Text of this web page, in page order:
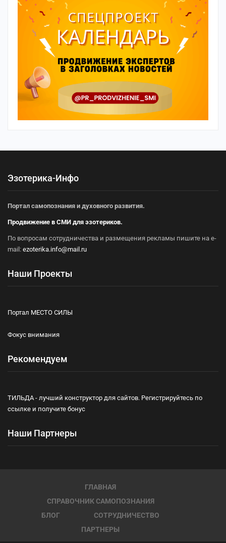
Эзотерика-Инфо
Портал самопознания и духовного развития.
Продвижение в СМИ для эзотериков.
По вопросам сотрудничества и размещения рекламы пишите на e-
mail: ezoterika.info@mail.ru
Наши Проекты
Портал МЕСТО СИЛЫ
Фокус внимания
Рекомендуем
ТИЛЬДА - лучший конструктор для сайтов. Регистрируйтесь по
ссылке и получите бонус
Наши Партнеры
ГЛАВНАЯ
СПРАВОЧНИК САМОПОЗНАНИЯ
БЛОГ
СОТРУДНИЧЕСТВО
ПАРТНЕРЫ